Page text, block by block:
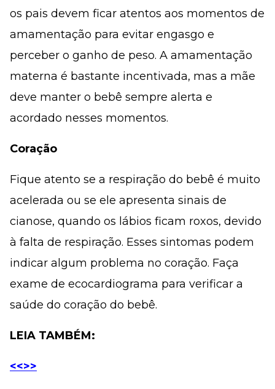
os pais devem ficar atentos aos momentos de
amamentação para evitar engasgo e
perceber o ganho de peso. A amamentação
materna é bastante incentivada, mas a mãe
deve manter o bebê sempre alerta e
acordado nesses momentos.
Coração
Fique atento se a respiração do bebê é muito
acelerada ou se ele apresenta sinais de
cianose, quando os lábios ficam roxos, devido
à falta de respiração. Esses sintomas podem
indicar algum problema no coração. Faça
exame de ecocardiograma para verificar a
saúde do coração do bebê.
LEIA TAMBÉM:
<<>>